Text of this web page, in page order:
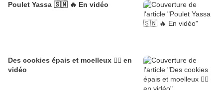
Poulet Yassa 🇸🇳 🔥 En vidéo
Des cookies épais et moelleux 👌🏽 en
vidéo